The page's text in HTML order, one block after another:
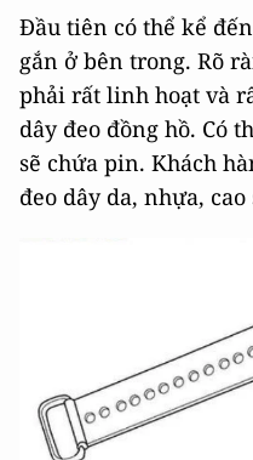
Đầu tiên có thể kể
gắn ở bên trong. Rõ
phải rất linh hoạt và
dây đeo đồng hồ. Có
sẽ chứa pin. Khách
đeo dây da, nhựa,